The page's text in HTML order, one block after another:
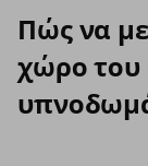
Πώς να
χώρο του